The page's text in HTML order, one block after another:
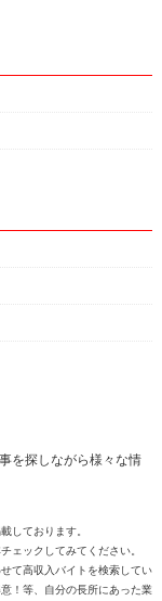
を探しながら様々な情
しております。
ェックしてみてください。
て高収入バイトを検索してい
！等、自分の長所にあった業